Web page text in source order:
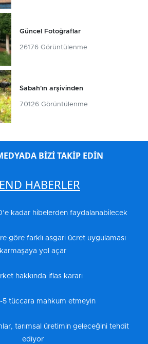
Güncel Fotoğraflar
26176 Görüntülenme
Sabah'ın arşivinden
70126 Görüntülenme
BİZİ TAKİP EDİN
HABERLER
kadar hibelerden faydalanabilecek
göre farklı asgari ücret uygulaması
karmaşaya yol açar
hakkında iflas kararı
5 tüccara mahkum etmeyin
tarımsal üretimin geleceğini tehdit
ediyor